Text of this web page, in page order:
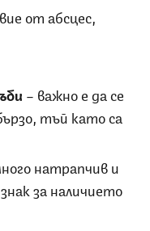
от абсцес,
– важно е да се
тъй като са
натрапчив и
за наличието